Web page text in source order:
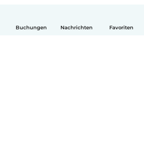
Buchungen Nachrichten Favoriten